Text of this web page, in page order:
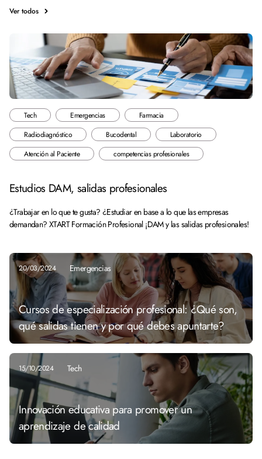
Ver todos
Tech Emergencias
Farmacia
Radiodiagnóstico
Bucodental
Laboratorio
Atención al Paciente
competencias profesionales
Estudios DAM, salidas profesionales
¿Trabajar en lo que te gusta? ¿Estudiar en base a lo que las empresas
demandan? XTART Formación Profesional ¡DAM y las salidas profesionales!
20/03/2024 Emergencias
Cursos de especialización profesional: ¿Qué son,
qué salidas tienen y por qué debes apuntarte?
15/10/2024 Tech
Innovación educativa para promover un
aprendizaje de calidad